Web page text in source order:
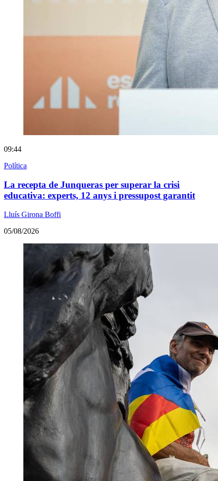
09:44
Política
La recepta de Junqueras per superar la crisi
educativa: experts, 12 anys i pressupost garantit
Lluís Girona Boffi
05/08/2026